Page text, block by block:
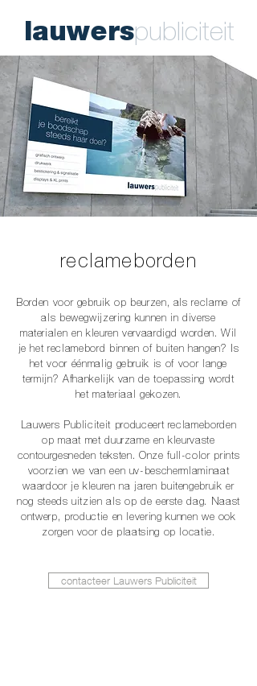
lauwerspubliciteit
reclameborden
Borden voor gebruik op beurzen, als reclame of
als bewegwijzering kunnen in diverse
materialen en kleuren vervaardigd worden. Wil
je het reclamebord binnen of buiten hangen? Is
het voor éénmalig gebruik is of voor lange
termijn? Afhankelijk van de toepassing wordt
het materiaal gekozen.
Lauwers Publiciteit produceert reclameborden
op maat met duurzame en kleurvaste
contourgesneden teksten. Onze full-color prints
voorzien we van een uv-beschermlaminaat
waardoor je kleuren na jaren buitengebruik er
nog steeds uitzien als op de eerste dag. Naast
ontwerp, productie en levering kunnen we ook
zorgen voor de plaatsing op locatie.
contacteer Lauwers Publiciteit